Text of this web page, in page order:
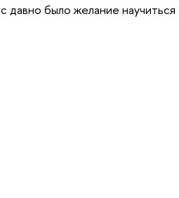
давно было желание